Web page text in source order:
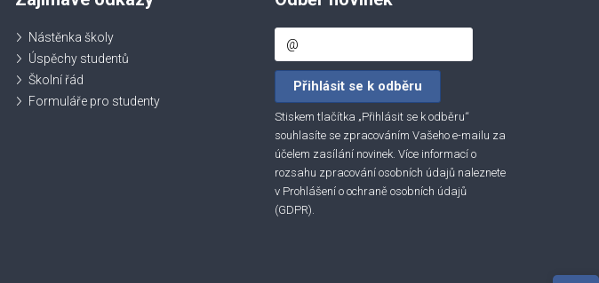
Nástěnka školy
Úspěchy studentů
Školní řád
Formuláře pro studenty
Stiskem tlačítka „Přihlásit se k odběru“
souhlasíte se zpracováním Vašeho e-mailu za
účelem zasílání novinek. Více informací o
rozsahu zpracování osobních údajů naleznete
v Prohlášení o ochraně osobních údajů
(GDPR).